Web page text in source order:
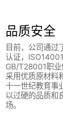
品质安全
目前，公司通过
认证，
GB/T28001职业
采用优质原材料
十一世纪教育事
以过硬的品质和
场。